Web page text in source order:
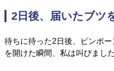
2日後、届いたブツ
待ちに待った2日後、ピンポー
を開けた瞬間、私は叫びました